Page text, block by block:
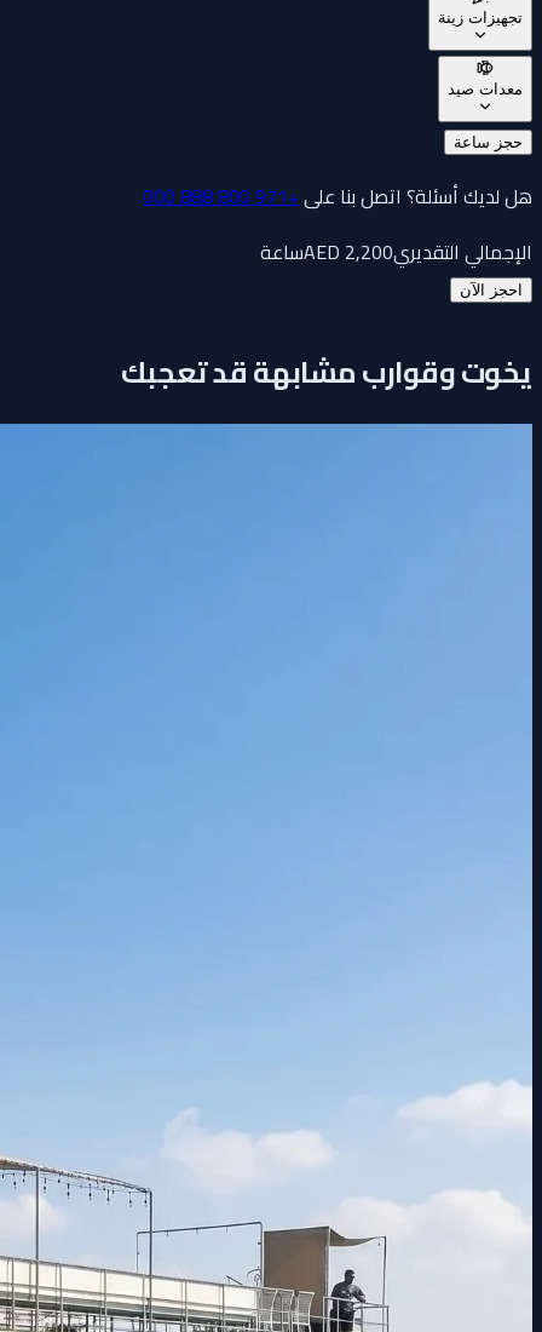
تجهيزات زينة
معدات صيد
حجز ساعة
هل لديك أسئلة؟ اتصل بنا على +971 800 888 000
الإجمالي التقديري
AED2,200 ساعة
احجز الآن
يخوت وقوارب مشابهة قد تعجبك